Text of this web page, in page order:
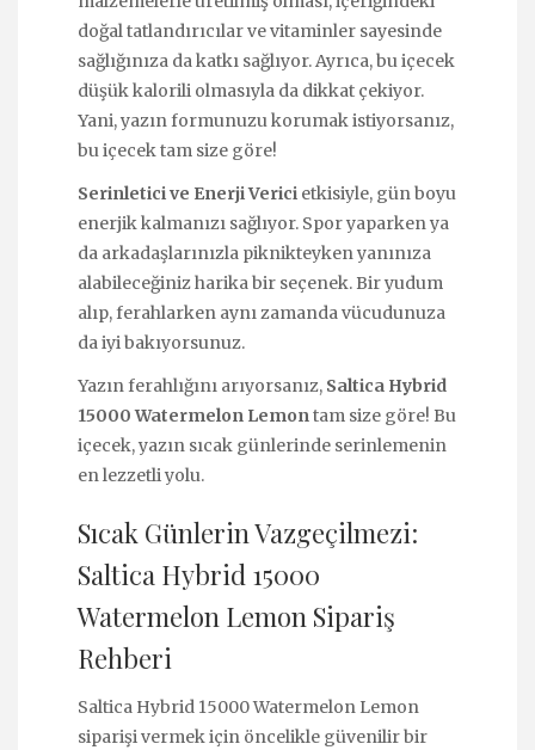
doğal tatlandırıcılar ve vitaminler sayesinde
sağlığınıza da katkı sağlıyor. Ayrıca, bu içecek
düşük kalorili olmasıyla da dikkat çekiyor.
Yani, yazın formunuzu korumak istiyorsanız,
bu içecek tam size göre!
Serinletici ve Enerji Verici etkisiyle, gün boyu
enerjik kalmanızı sağlıyor. Spor yaparken ya
da arkadaşlarınızla piknikteyken yanınıza
alabileceğiniz harika bir seçenek. Bir yudum
alıp, ferahlarken aynı zamanda vücudunuza
da iyi bakıyorsunuz.
Yazın ferahlığını arıyorsanız, Saltica Hybrid
15000 Watermelon Lemontam size göre! Bu
içecek, yazın sıcak günlerinde serinlemenin
en lezzetli yolu.
Sıcak Günlerin Vazgeçilmezi:
Saltica Hybrid 15000
Watermelon Lemon Sipariş
Rehberi
Saltica Hybrid 15000 Watermelon Lemon
siparişi vermek için öncelikle güvenilir bir